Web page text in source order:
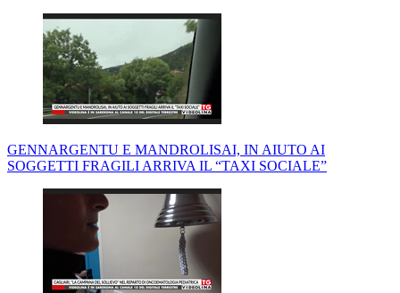
GENNARGENTU E MANDROLISAI, IN AIUTO AI
SOGGETTI FRAGILI ARRIVA IL “TAXI SOCIALE”